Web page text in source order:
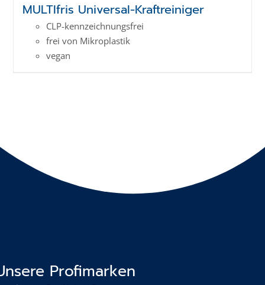
MULTIfris Universal-Kraftreiniger
CLP-kenn­zeich­­nungs­frei
frei von Mikroplastik
vegan
Profimarken